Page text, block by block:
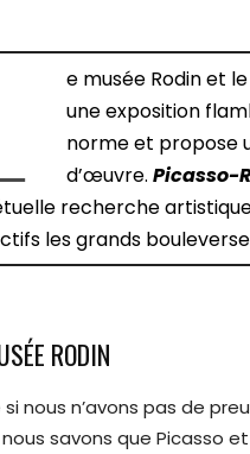
e musée Rodin et
une exposition
norme et propose
d’œuvre.Picasso-
recherche
les grands
RODIN
si nous n’avons pas de
savons que Picasso